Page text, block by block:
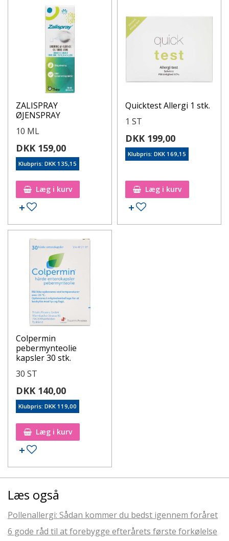
ZALISPRAY
ØJENSPRAY
10 ML
DKK 159,00
Klubpris: DKK 135,15
Læg i kurv
Quicktest Allergi 1 stk.
1 ST
DKK 199,00
Klubpris: DKK 169,15
Læg i kurv
Colpermin
pebermynteolie
kapsler 30 stk.
30 ST
DKK 140,00
Klubpris: DKK 119,00
Læg i kurv
Læs også
Pollenallergi: Sådan kommer du bedst igennem foråret
6 gode råd til at forebygge efterårets første forkølelse